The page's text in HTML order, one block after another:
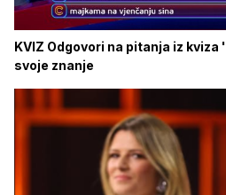
KVIZ Odgovori na pitanja iz
svoje znanje